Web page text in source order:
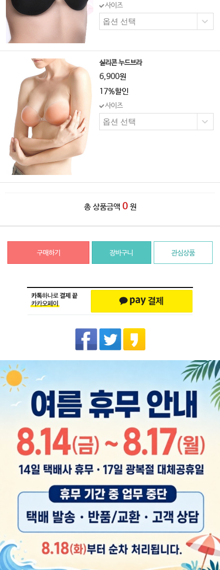
사이즈
실리콘 누드브라
6,900원
17%할인
사이즈
총 상품금액 0 원
구매하기 장바구니 관심상품